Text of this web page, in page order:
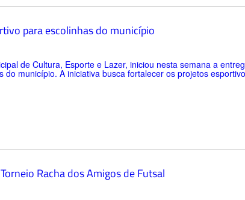
para escolinhas do município
de Cultura, Esporte e Lazer, iniciou nesta semana a
município. A iniciativa busca fortalecer os projetos
Racha dos Amigos de Futsal